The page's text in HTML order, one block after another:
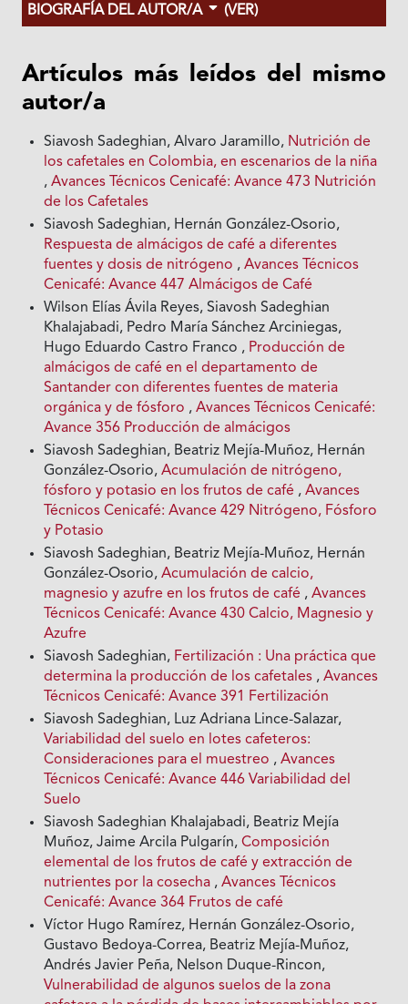
BIOGRAFÍA DEL AUTOR/A (VER)
Artículos más leídos del mismo
autor/a
Siavosh Sadeghian, Alvaro Jaramillo, Nutrición de
los cafetales en Colombia, en escenarios de la niña
,Avances Técnicos Cenicafé: Avance 473 Nutrición
de los Cafetales
Siavosh Sadeghian, Hernán González-Osorio,
Respuesta de almácigos de café a diferentes
fuentes y dosis de nitrógeno ,Avances Técnicos
Cenicafé: Avance 447 Almácigos de Café
Wilson Elías Ávila Reyes, Siavosh Sadeghian
Khalajabadi, Pedro María Sánchez Arciniegas,
Hugo Eduardo Castro Franco , Producción de
almácigos de café en el departamento de
Santander con diferentes fuentes de materia
orgánica y de fósforo ,Avances Técnicos Cenicafé:
Avance 356 Producción de almácigos
Siavosh Sadeghian, Beatriz Mejía-Muñoz, Hernán
González-Osorio,Acumulación de nitrógeno,
fósforo y potasio en los frutos de café ,Avances
Técnicos Cenicafé: Avance 429 Nitrógeno, Fósforo
y Potasio
Siavosh Sadeghian, Beatriz Mejía-Muñoz, Hernán
González-Osorio,Acumulación de calcio,
magnesio y azufre en los frutos de café ,Avances
Técnicos Cenicafé: Avance 430 Calcio, Magnesio y
Azufre
Siavosh Sadeghian, Fertilización : Una práctica que
determina la producción de los cafetales ,Avances
Técnicos Cenicafé: Avance 391 Fertilización
Siavosh Sadeghian, Luz Adriana Lince-Salazar,
Variabilidad del suelo en lotes cafeteros:
Consideraciones para el muestreo ,Avances
Técnicos Cenicafé: Avance 446 Variabilidad del
Suelo
Siavosh Sadeghian Khalajabadi, Beatriz Mejía
Muñoz, Jaime Arcila Pulgarín,Composición
elemental de los frutos de café y extracción de
nutrientes por la cosecha ,Avances Técnicos
Cenicafé: Avance 364 Frutos de café
Víctor Hugo Ramírez, Hernán González-Osorio,
Gustavo Bedoya-Correa, Beatriz Mejía-Muñoz,
Andrés Javier Peña, Nelson Duque-Rincon,
Vulnerabilidad de algunos suelos de la zona